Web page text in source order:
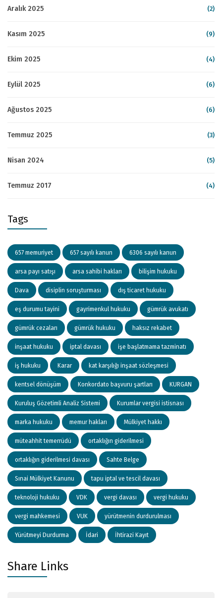
Aralık 2025 (2)
Kasım 2025 (9)
Ekim 2025 (4)
Eylül 2025 (6)
Ağustos 2025 (6)
Temmuz 2025 (3)
Nisan 2024 (5)
Temmuz 2017 (4)
Tags
657 memuriyet 657 sayılı kanun 6306 sayılı kanun
arsa payı satışı arsa sahibi hakları bilişim hukuku
Dava disiplin soruşturması dış ticaret hukuku
eş durumu tayini gayrimenkul hukuku gümrük avukatı
gümrük cezaları gümrük hukuku haksız rekabet
inşaat hukuku iptal davası işe başlatmama tazminatı
iş hukuku Karar kat karşılığı inşaat sözleşmesi
kentsel dönüşüm Konkordato başvuru şartları KURGAN
Kuruluş Gözetimli Analiz Sistemi Kurumlar vergisi istisnası
marka hukuku memur hakları Mülkiyet hakkı
müteahhit temerrüdü ortaklığın giderilmesi
ortaklığın giderilmesi davası Sahte Belge
Sınai Mülkiyet Kanunu tapu iptal ve tescil davası
teknoloji hukuku VDK vergi davası vergi hukuku
vergi mahkemesi VUK yürütmenin durdurulması
Yürütmeyi Durdurma İdari İhtirazi Kayıt
Share Links